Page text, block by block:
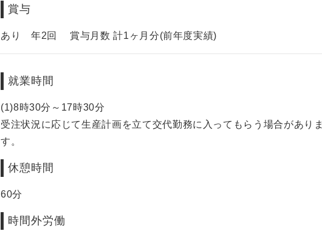
賞与
あり 年2回 賞与月数 計1ヶ月分(前年度実績)
就業時間
(1)8時30分～17時30分
受注状況に応じて生産計画を立て交代勤務に入ってもらう場合がありま
す。
休憩時間
60分
時間外労働